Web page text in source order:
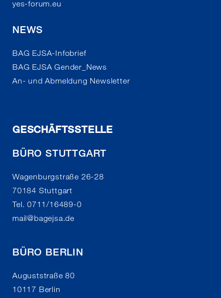
yes-forum.eu
NEWS
BAG EJSA-Infobrief
BAG EJSA Gender_News
An- und Abmeldung Newsletter
GESCHÄFTSSTELLE
BÜRO STUTTGART
Wagenburgstraße 26-28
70184 Stuttgart
Tel. 0711/16489-0
mail@bagejsa.de
BÜRO BERLIN
Auguststraße 80
10117 Berlin